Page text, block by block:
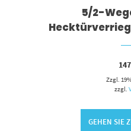
5/2-
Zzgl.
zzgl.
GEHEN SIE